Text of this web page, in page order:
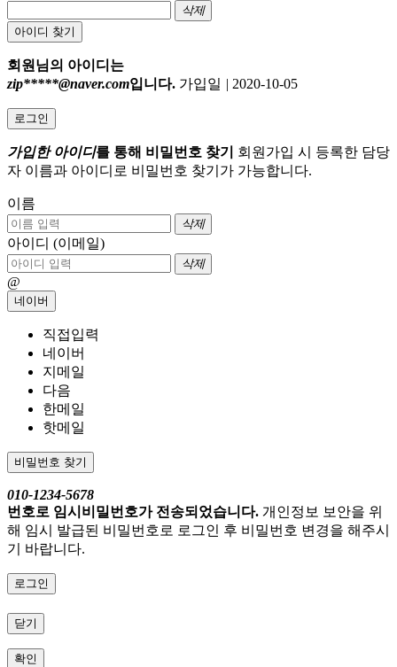
삭제
아이디 찾기
회원님의 아이디는
zip*****@naver.com입니다. 가입일 | 2020-10-05
로그인
가입한 아이디를 통해 비밀번호 찾기
회원가입 시 등록한 담당
자 이름과 아이디로 비밀번호 찾기가 가능합니다.
이름
삭제
아이디 (이메일)
삭제
@
네이버
직접입력
네이버
지메일
다음
한메일
핫메일
비밀번호 찾기
010-1234-5678
번호로 임시비밀번호가 전송되었습니다. 개인정보 보안을 위
해 임시 발급된 비밀번호로 로그인 후 비밀번호 변경을 해주시
기 바랍니다.
로그인
닫기
확인